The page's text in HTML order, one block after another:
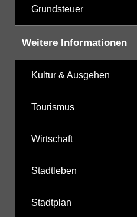
Grundsteuer
Weitere Informationen
Kultur & Ausgehen
Tourismus
Wirtschaft
Stadtleben
Stadtplan